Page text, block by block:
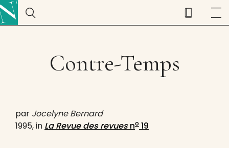
Contre-Temps
par Jocelyne Bernard
1995, in La Revue des revuesno 19